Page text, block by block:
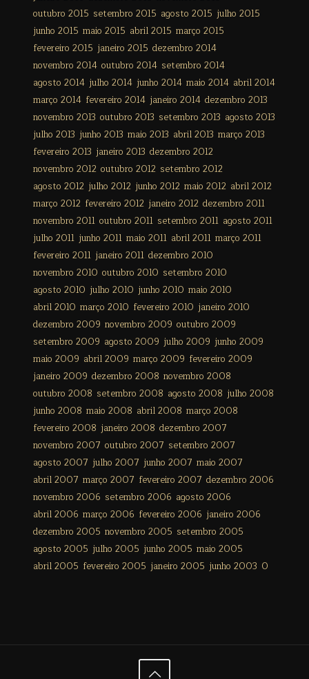
outubro 2015 setembro 2015 agosto 2015 julho 2015
junho 2015 maio 2015 abril 2015 março 2015
fevereiro 2015 janeiro 2015 dezembro 2014
novembro 2014 outubro 2014 setembro 2014
agosto 2014 julho 2014 junho 2014 maio 2014 abril 2014
março 2014 fevereiro 2014 janeiro 2014 dezembro 2013
novembro 2013 outubro 2013 setembro 2013 agosto 2013
julho 2013 junho 2013 maio 2013 abril 2013 março 2013
fevereiro 2013 janeiro 2013 dezembro 2012
novembro 2012 outubro 2012 setembro 2012
agosto 2012 julho 2012 junho 2012 maio 2012 abril 2012
março 2012 fevereiro 2012 janeiro 2012 dezembro 2011
novembro 2011 outubro 2011 setembro 2011 agosto 2011
julho 2011 junho 2011 maio 2011 abril 2011 março 2011
fevereiro 2011 janeiro 2011 dezembro 2010
novembro 2010 outubro 2010 setembro 2010
agosto 2010 julho 2010 junho 2010 maio 2010
abril 2010 março 2010 fevereiro 2010 janeiro 2010
dezembro 2009 novembro 2009 outubro 2009
setembro 2009 agosto 2009 julho 2009 junho 2009
maio 2009 abril 2009 março 2009 fevereiro 2009
janeiro 2009 dezembro 2008 novembro 2008
outubro 2008 setembro 2008 agosto 2008 julho 2008
junho 2008 maio 2008 abril 2008 março 2008
fevereiro 2008 janeiro 2008 dezembro 2007
novembro 2007 outubro 2007 setembro 2007
agosto 2007 julho 2007 junho 2007 maio 2007
abril 2007 março 2007 fevereiro 2007 dezembro 2006
novembro 2006 setembro 2006 agosto 2006
abril 2006 março 2006 fevereiro 2006 janeiro 2006
dezembro 2005 novembro 2005 setembro 2005
agosto 2005 julho 2005 junho 2005 maio 2005
abril 2005 fevereiro 2005 janeiro 2005 junho 2003 0